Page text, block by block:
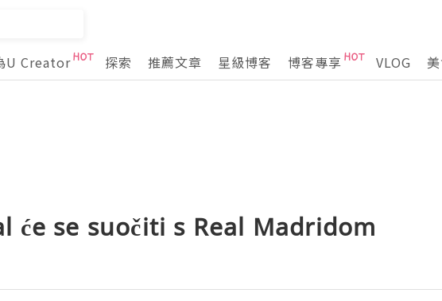
U Creator 探索 推薦文章 星級博客 博客專享 VLOG
će se suočiti s Real Madridom